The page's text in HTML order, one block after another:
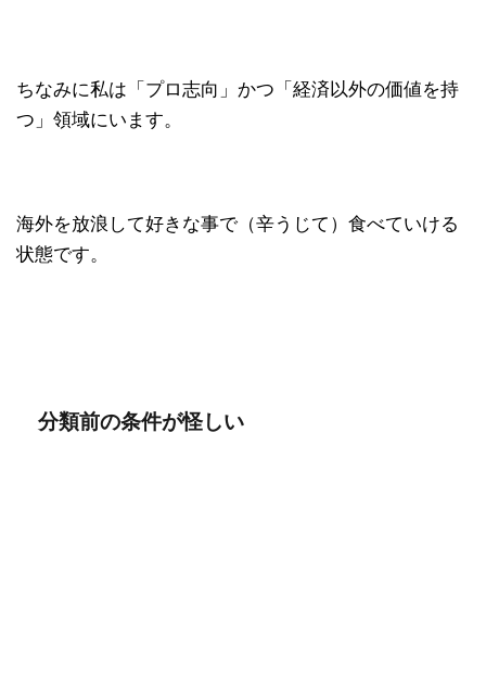
ちなみに私は「プロ志向」かつ「経済以外の価値を持
つ」領域にいます。
海外を放浪して好きな事で（辛うじて）食べていける
状態です。
分類前の条件が怪しい